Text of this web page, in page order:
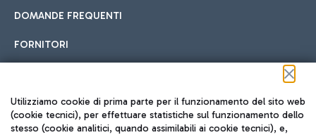
DOMANDE FREQUENTI
FORNITORI
Seguici sui social
Utilizziamo cookie di prima parte per il funzionamento del sito web
(cookie tecnici), per effettuare statistiche sul funzionamento dello
stesso (cookie analitici, quando assimilabili ai cookie tecnici), e,